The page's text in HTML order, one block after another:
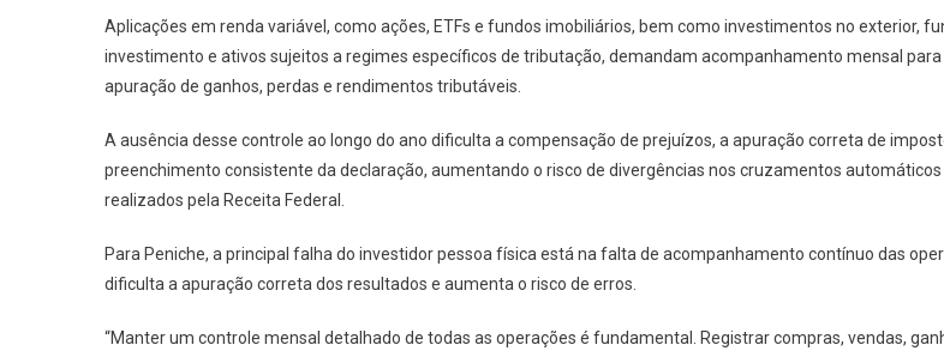
Aplicações em renda variável, como ações, ETFs e fundos imobiliários, bem como investimentos no exterior,
investimento e ativos sujeitos a regimes específicos de tributação, demandam acompanhamento mensal
apuração de ganhos, perdas e rendimentos tributáveis.
A ausência desse controle ao longo do ano dificulta a compensação de prejuízos, a apuração correta de
preenchimento consistente da declaração, aumentando o risco de divergências nos cruzamentos automáticos
realizados pela Receita Federal.
Para Peniche, a principal falha do investidor pessoa física está na falta de acompanhamento contínuo das
dificulta a apuração correta dos resultados e aumenta o risco de erros.
“Manter um controle mensal detalhado de todas as operações é fundamental. Registrar compras, vendas,